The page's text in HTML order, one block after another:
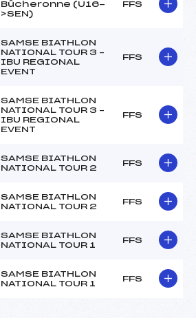
Bûcheronne (U16-
>SEN)
FFS
SAMSE BIATHLON
NATIONAL TOUR 3 –
IBU REGIONAL
EVENT
FFS
SAMSE BIATHLON
NATIONAL TOUR 3 –
IBU REGIONAL
EVENT
FFS
SAMSE BIATHLON
NATIONAL TOUR 2
FFS
SAMSE BIATHLON
NATIONAL TOUR 2
FFS
SAMSE BIATHLON
NATIONAL TOUR 1
FFS
SAMSE BIATHLON
NATIONAL TOUR 1
FFS